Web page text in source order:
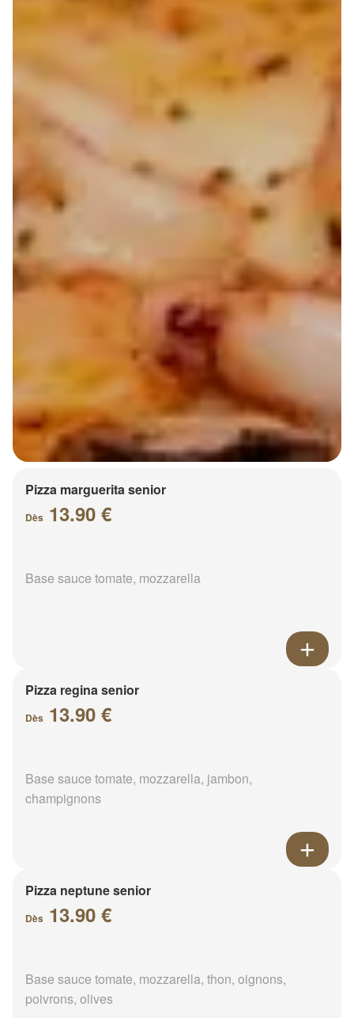
Pizza marguerita senior
Dès 13.90 €
Base sauce tomate, mozzarella
Pizza regina senior
Dès 13.90 €
Base sauce tomate, mozzarella, jambon,
champignons
Pizza neptune senior
Dès 13.90 €
Base sauce tomate, mozzarella, thon, oignons,
poivrons, olives